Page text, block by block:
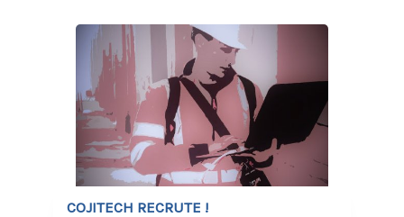
COJITECH RECRUTE !